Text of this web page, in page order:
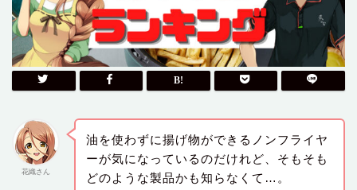
花織さん
油を使わずに揚げ物ができるノンフライヤ
ーが気になっているのだけれど、そもそも
どのような製品かも知らなくて…。